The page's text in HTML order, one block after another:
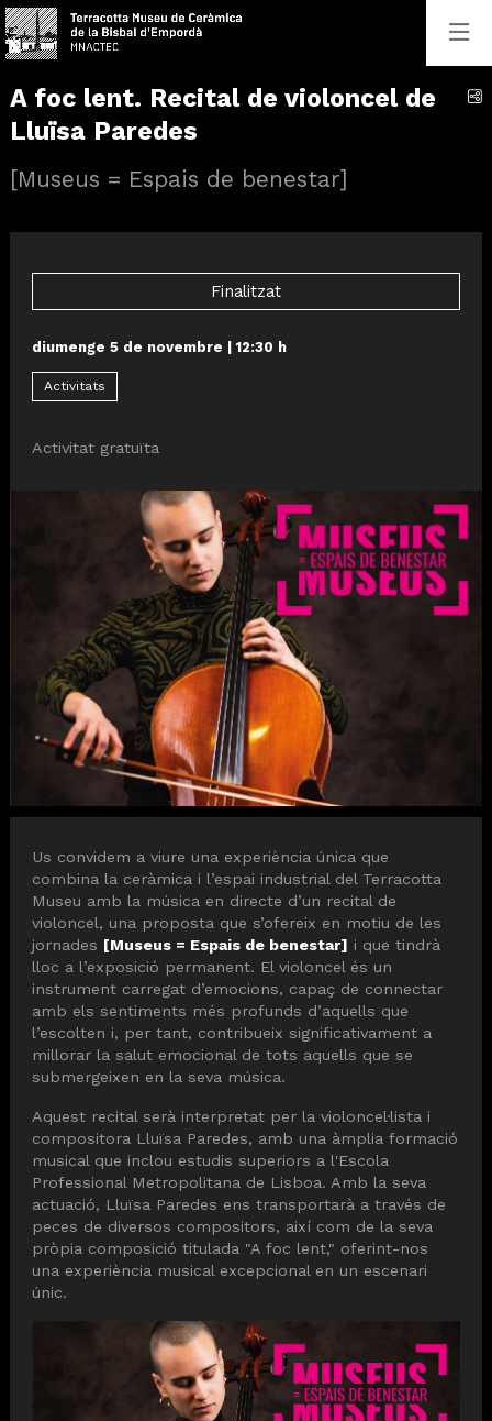
A foc lent. Recital de violoncel de
Lluïsa Paredes
[Museus = Espais de benestar]
Finalitzat
diumenge 5 de novembre |12:30 h
Activitats
Activitat gratuïta
Diapositiva 1 de 1
Us convidem a viure una experiència única que
combina la ceràmica i l’espai industrial del Terracotta
Museu amb la música en directe d’un recital de
violoncel, una proposta que s’ofereix en motiu de les
jornades [Museus = Espais de benestar] i que tindrà
lloc a l’exposició permanent. El violoncel és un
instrument carregat d’emocions, capaç de connectar
amb els sentiments més profunds d’aquells que
l’escolten i, per tant, contribueix significativament a
millorar la salut emocional de tots aquells que se
submergeixen en la seva música.
Aquest recital serà interpretat per la violoncel·lista i
compositora Lluïsa Paredes, amb una àmplia formació
musical que inclou estudis superiors a l'Escola
Professional Metropolitana de Lisboa. Amb la seva
actuació, Lluïsa Paredes ens transportarà a través de
peces de diversos compositors, així com de la seva
pròpia composició titulada "A foc lent," oferint-nos
una experiència musical excepcional en un escenari
únic.